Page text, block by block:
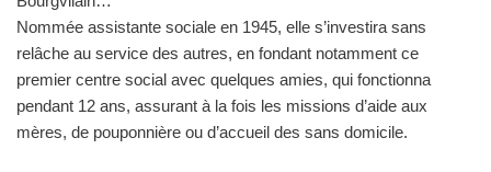
Nommée assistante sociale en 1945, elle s’investira sans
relâche au service des autres, en fondant notamment ce
premier centre social avec quelques amies, qui fonctionna
pendant 12 ans, assurant à la fois les missions d’aide aux
mères, de pouponnière ou d’accueil des sans domicile.